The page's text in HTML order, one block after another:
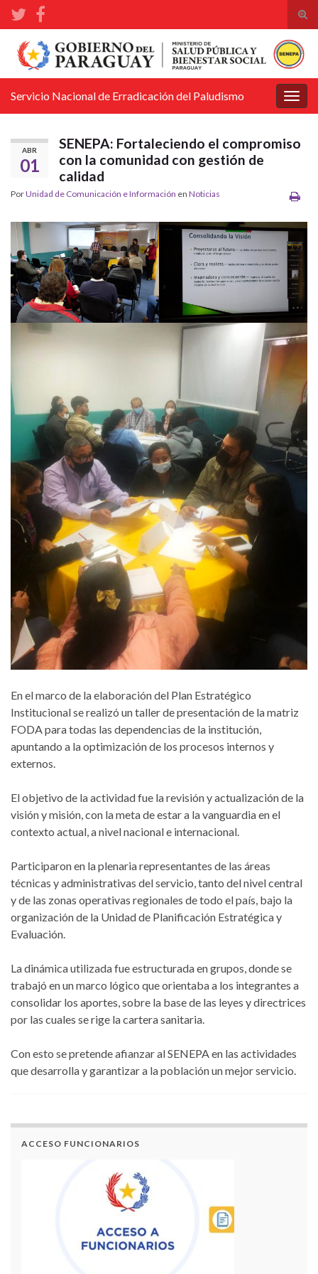
el
de
Search for:
la
Servicio Nacional de Erradicación del Paludismo
ABR
01
SENEPA: Fortaleciendo el compromiso
con la comunidad con gestión de
calidad
PorUnidad de Comunicación e Información en Noticias
En el marco de la elaboración del Plan Estratégico
Institucional se realizó un taller de presentación de la matriz
FODA para todas las dependencias de la institución,
apuntando a la optimización de los procesos internos y
externos.
El objetivo de la actividad fue la revisión y actualización de la
visión y misión, con la meta de estar a la vanguardia en el
contexto actual, a nivel nacional e internacional.
Participaron en la plenaria representantes de las áreas
técnicas y administrativas del servicio, tanto del nivel central
y de las zonas operativas regionales de todo el país, bajo la
organización de la Unidad de Planificación Estratégica y
Evaluación.
La dinámica utilizada fue estructurada en grupos, donde se
trabajó en un marco lógico que orientaba a los integrantes a
consolidar los aportes, sobre la base de las leyes y directrices
por las cuales se rige la cartera sanitaria.
Con esto se pretende afianzar al SENEPA en las actividades
que desarrolla y garantizar a la población un mejor servicio.
ACCESO FUNCIONARIOS